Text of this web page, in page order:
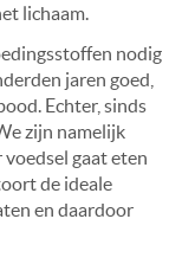
lichaam.
nodig
jaren goed,
Echter, sinds
zijn namelijk
gaat eten
de ideale
en daardoor